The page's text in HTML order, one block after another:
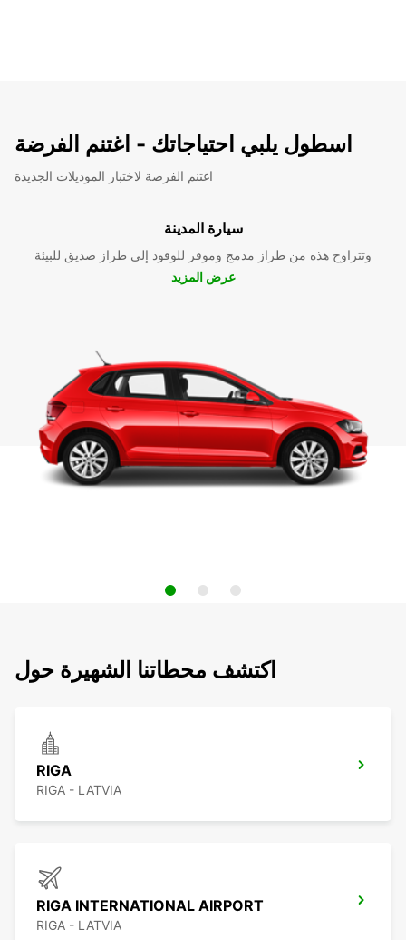
اسطول يلبي احتياجاتك - اغتنم الفرضة
اغتنم الفرصة لاختبار الموديلات الجديدة
سيارة المدينة
وتتراوح هذه من طراز مدمج وموفر للوقود إلى طراز صديق للبيئة
عرض المزيد
اكتشف محطاتنا الشهيرة حول
RIGA
RIGA - LATVIA
RIGA INTERNATIONAL AIRPORT
RIGA - LATVIA